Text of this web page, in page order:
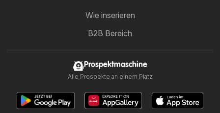
Wie inserieren
B2B Bereich
Prospektmaschine
Alle Prospekte an einem Platz